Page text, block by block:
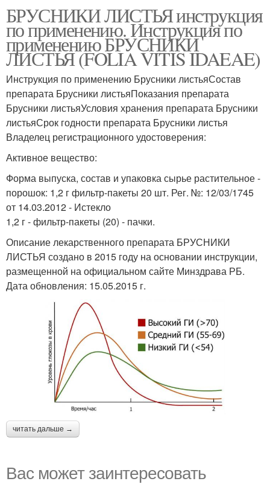
БРУСНИКИ ЛИСТЬЯ инструкция
по применению. Инструкция по
применению БРУСНИКИ
ЛИСТЬЯ (FOLIA VITIS IDAEAE)
Инструкция по применению Брусники листьяСостав
препарата Брусники листьяПоказания препарата
Брусники листьяУсловия хранения препарата Брусники
листьяСрок годности препарата Брусники листья
Владелец регистрационного удостоверения:
Активное вещество:
Форма выпуска, состав и упаковка сырье растительное -
порошок: 1,2 г фильтр-пакеты 20 шт. Рег. №: 12/03/1745
от 14.03.2012 - Истекло
1,2 г - фильтр-пакеты (20) - пачки.
Описание лекарственного препарата БРУСНИКИ
ЛИСТЬЯ создано в 2015 году на основании инструкции,
размещенной на официальном сайте Минздрава РБ.
Дата обновления: 15.05.2015 г.
читать дальше →
Вас может заинтересовать